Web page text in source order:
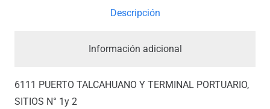
*
cantidad
Descripción
Información adicional
6111 PUERTO TALCAHUANO Y TERMINAL PORTUARIO,
SITIOS N° 1y 2